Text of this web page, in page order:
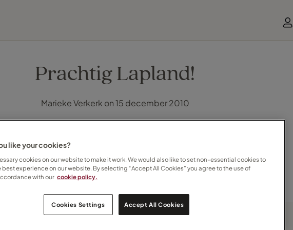
Prachtig Lapland!
Marieke Verkerk on 15 december 2010
like your cookies?
cookies on our website to make it work. We would also like to set non-essential cookies to
best experience on our website. By selecting “Accept All Cookies” you agree to the use of
with our cookie policy.
Cookies Settings Accept All Cookies